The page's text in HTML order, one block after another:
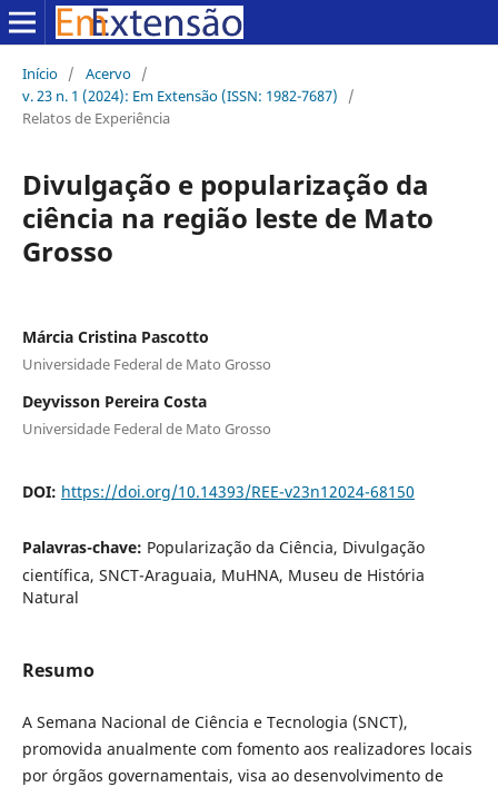
Início / Acervo /
v. 23 n. 1 (2024): Em Extensão (ISSN: 1982-7687)
/
Relatos de Experiência
Divulgação e popularização da
ciência na região leste de Mato
Grosso
Márcia Cristina Pascotto
Universidade Federal de Mato Grosso
Deyvisson Pereira Costa
Universidade Federal de Mato Grosso
DOI: https://doi.org/10.14393/REE-v23n12024-68150
Palavras-chave: Popularização da Ciência, Divulgação
científica, SNCT-Araguaia, MuHNA, Museu de História
Natural
Resumo
A Semana Nacional de Ciência e Tecnologia (SNCT),
promovida anualmente com fomento aos realizadores locais
por órgãos governamentais, visa ao desenvolvimento de